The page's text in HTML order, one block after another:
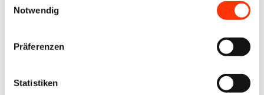
Notwendig
Präferenzen
Statistiken